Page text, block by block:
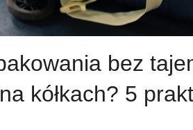
bez
kółkach? 5